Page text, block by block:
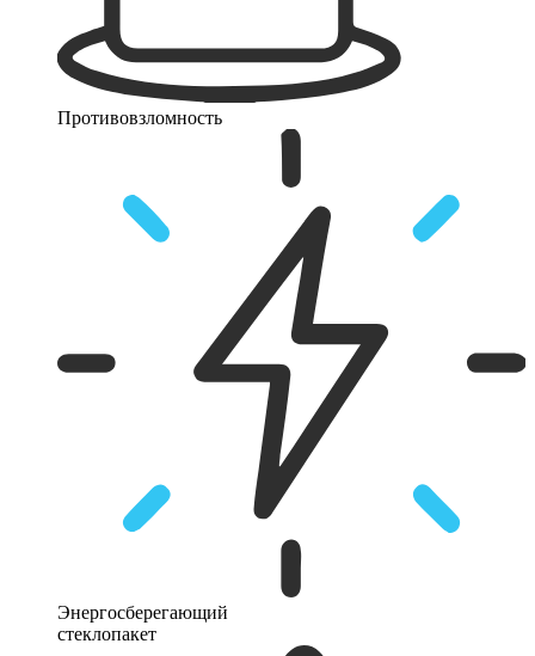
Противовзломность
Энергосберегающий
стеклопакет